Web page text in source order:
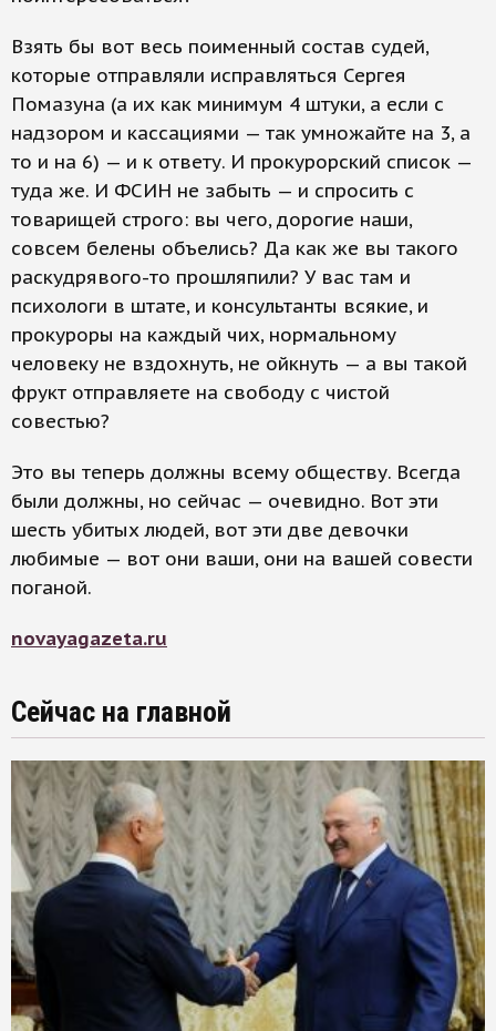
Взять бы вот весь поименный состав судей,
которые отправляли исправляться Сергея
Помазуна (а их как минимум 4 штуки, а если с
надзором и кассациями — так умножайте на 3, а
то и на 6) — и к ответу. И прокурорский список —
туда же. И ФСИН не забыть — и спросить с
товарищей строго: вы чего, дорогие наши,
совсем белены объелись? Да как же вы такого
раскудрявого-то прошляпили? У вас там и
психологи в штате, и консультанты всякие, и
прокуроры на каждый чих, нормальному
человеку не вздохнуть, не ойкнуть — а вы такой
фрукт отправляете на свободу с чистой
совестью?
Это вы теперь должны всему обществу. Всегда
были должны, но сейчас — очевидно. Вот эти
шесть убитых людей, вот эти две девочки
любимые — вот они ваши, они на вашей совести
поганой.
novayagazeta.ru
Сейчас на главной